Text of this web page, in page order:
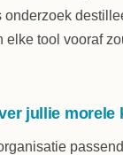
onderzoek
elke tool vooraf
jullie morele